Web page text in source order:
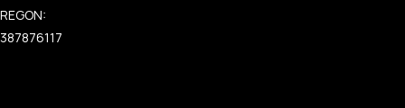
REGON:
387876117